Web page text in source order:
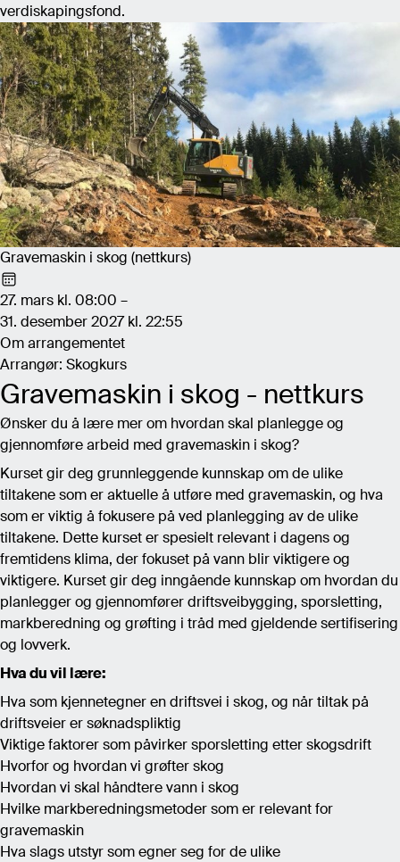
verdiskapingsfond.
Gravemaskin i skog (nettkurs)
27. mars kl. 08:00 –
31. desember 2027 kl. 22:55
Om arrangementet
Arrangør: Skogkurs
Gravemaskin i skog - nettkurs
Ønsker du å lære mer om hvordan skal planlegge og
gjennomføre arbeid med gravemaskin i skog?
Kurset gir deg grunnleggende kunnskap om de ulike
tiltakene som er aktuelle å utføre med gravemaskin, og hva
som er viktig å fokusere på ved planlegging av de ulike
tiltakene. Dette kurset er spesielt relevant i dagens og
fremtidens klima, der fokuset på vann blir viktigere og
viktigere. Kurset gir deg inngående kunnskap om hvordan du
planlegger og gjennomfører driftsveibygging, sporsletting,
markberedning og grøfting i tråd med gjeldende sertifisering
og lovverk.
Hva du vil lære:
Hva som kjennetegner en driftsvei i skog, og når tiltak på
driftsveier er søknadspliktig
Viktige faktorer som påvirker sporsletting etter skogsdrift
Hvorfor og hvordan vi grøfter skog
Hvordan vi skal håndtere vann i skog
Hvilke markberedningsmetoder som er relevant for
gravemaskin
Hva slags utstyr som egner seg for de ulike